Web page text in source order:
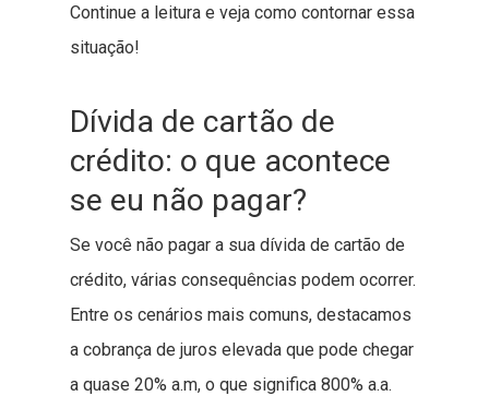
Continue a leitura e veja como contornar essa
situação!
Dívida de cartão de
crédito: o que acontece
se eu não pagar?
Se você não pagar a sua dívida de cartão de
crédito, várias consequências podem ocorrer.
Entre os cenários mais comuns, destacamos
a cobrança de juros elevada que pode chegar
a quase 20% a.m, o que significa 800% a.a.